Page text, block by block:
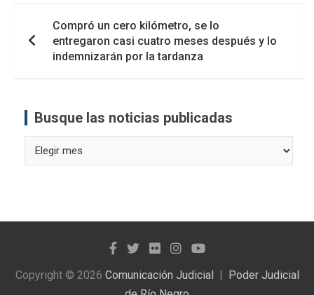
Compró un cero kilómetro, se lo
entregaron casi cuatro meses después y lo
indemnizarán por la tardanza
Busque las noticias publicadas
las
Copyright © 2026 Comunicación Judicial
Poder Judicial